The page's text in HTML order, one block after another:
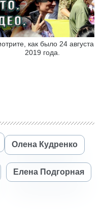
как было 24 августа
2019 года.
Олена Кудренко
Елена Подгорная